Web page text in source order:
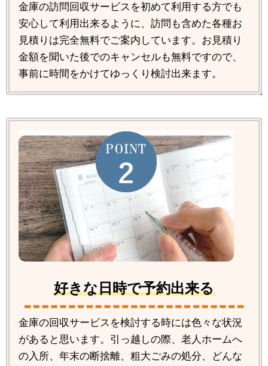
金庫の訪問回収サービスを初めて利用する方でも
安心して利用出来るように、訪問も含めた各種お
見積りは完全無料でご案内しています。お見積り
金額を聞いた後でのキャンセルも無料ですので、
事前に時間をかけてゆっくり検討出来ます。
好きな日時で予約出来る
金庫の回収サービスを検討する時には色々な状況
があると思います。引っ越しの際、老人ホームへ
の入所、年末の断捨離、粗大ごみの処分、どんな